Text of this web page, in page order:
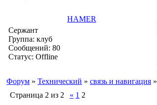
HAMER
Сержант
Группа: клуб
Сообщений: 80
Статус: Offline
Форум » Технический » связь и навигация »
Страница 2 из 2 « 1 2